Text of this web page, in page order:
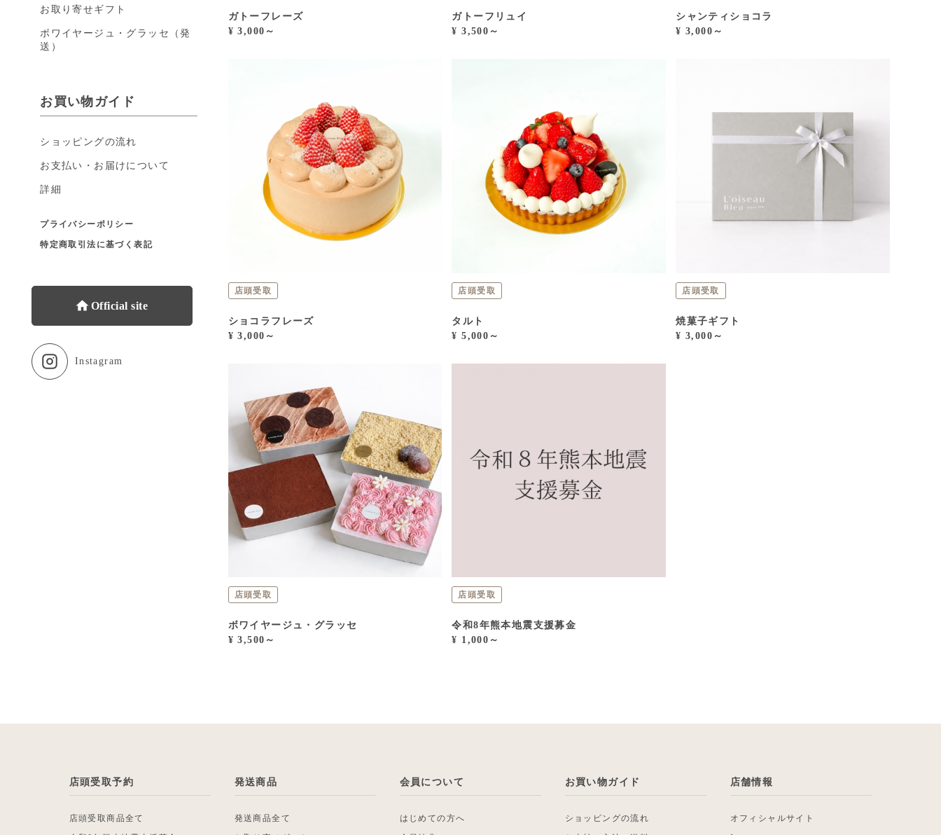
お取り寄せギフト
ボワイヤージュ・グラッセ（発
送）
お買い物ガイド
ショッピングの流れ
お支払い・お届けについて
詳細
プライバシーポリシー
特定商取引法に基づく表記
Official site
Instagram
ガトーフレーズ
¥ 3,000～
ガトーフリュイ
¥ 3,500～
シャンティショコラ
¥ 3,000～
店頭受取
ショコラフレーズ
¥ 3,000～
店頭受取
タルト
¥ 5,000～
店頭受取
焼菓子ギフト
¥ 3,000～
店頭受取
ボワイヤージュ・グラッセ
¥ 3,500～
店頭受取
令和8年熊本地震支援募金
¥ 1,000～
店頭受取予約
店頭受取商品全て
発送商品
発送商品全て
会員について
はじめての方へ
お買い物ガイド
ショッピングの流れ
店舗情報
オフィシャルサイト